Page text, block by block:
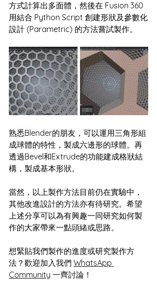
方式計算出多面體，然後在 Fusion 360
用結合 Python Script 創建形狀及參數化
設計 (Parametric) 的方法嘗試製作。
熟悉Blender的朋友，可以運用三角形組
成球體的特性，製成六邊形的球體。再
透過Bevel和Extrude的功能建成格狀結
構，製成基本形狀。
當然，以上製作方法目前仍在實驗中，
其他改進設計的方法亦有待研究。希望
上述分享可以為有興趣一同研究如何製
作的大家帶來一點頭緒或思路。
想緊貼我們製作的進度或研究製作方
法？歡迎加入我們 WhatsApp
Community 一齊討論！